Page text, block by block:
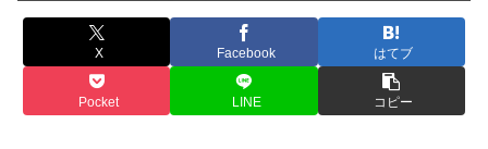
X Facebook はてブ
Pocket LINE コピー